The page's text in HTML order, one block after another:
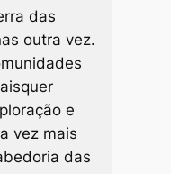
das
outra vez.
e
vez mais
das